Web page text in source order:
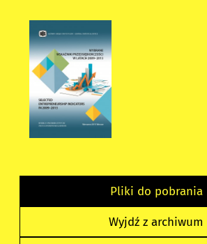
Pliki do pobrania
Wyjdź z archiwum